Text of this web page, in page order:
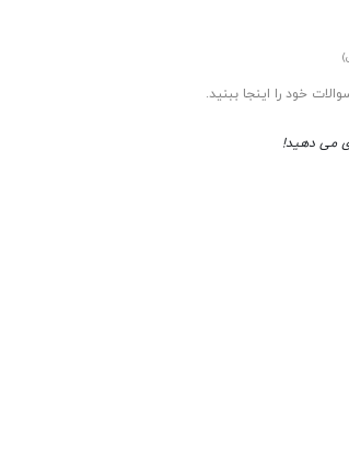
خود را اینجا ببنید.
می دهید!